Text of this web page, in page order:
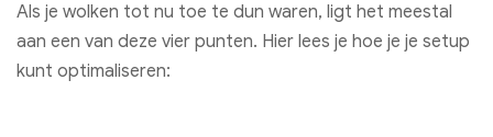
Als je wolken tot nu toe te dun waren, ligt het meestal
aan een van deze vier punten. Hier lees je hoe je je setup
kunt optimaliseren: